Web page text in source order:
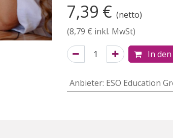
7,39 € (netto)
(8,79 € inkl. MwSt)
In
Anbieter: ESO Education